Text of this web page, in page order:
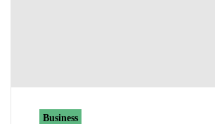
Business